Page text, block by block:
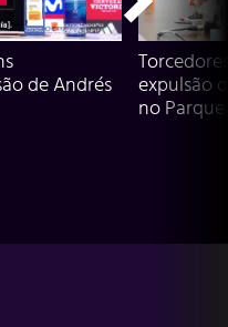
de Andrés
expulsão
no Parque